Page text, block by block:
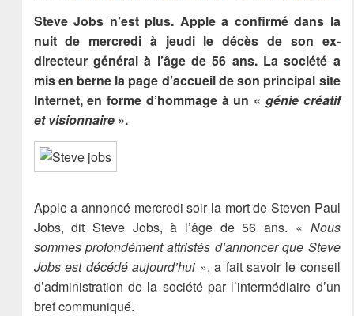
Steve Jobs n’est plus. Apple a confirmé dans la
nuit de mercredi à jeudi le décès de son ex-
directeur général à l’âge de 56 ans. La société a
mis en berne la page d’accueil de son principal site
Internet, en forme d’hommage à un « génie créatif
et visionnaire».
Apple a annoncé mercredi soir la mort de Steven Paul
Jobs, dit Steve Jobs, à l’âge de 56 ans. « Nous
sommes profondément attristés d’annoncer que Steve
Jobs est décédé aujourd’hui », a fait savoir le conseil
d’administration de la société par l’intermédiaire d’un
bref communiqué.